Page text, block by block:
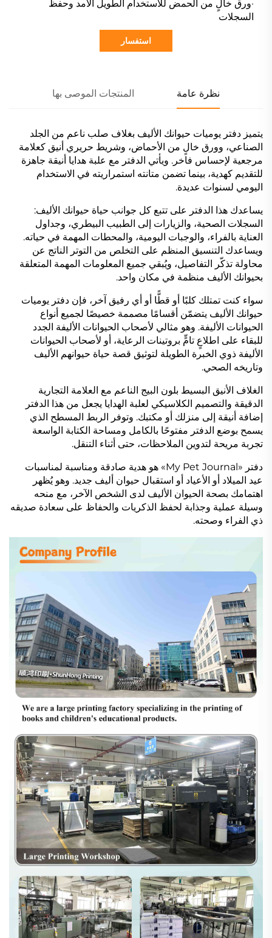
·ورق خالٍ من الحمض للاستخدام الطويل الأمد وحفظ
السجلات
استفسار
نظرة عامة المنتجات الموصى بها
يتميز دفتر يوميات حيوانك الأليف بغلاف صلب ناعم من الجلد
الصناعي، وورق خالٍ من الأحماض، وشريط حريري أنيق كعلامة
مرجعية لإحساس فاخر. ويأتي الدفتر مع علبة هدايا أنيقة جاهزة
للتقديم كهدية، بينما تضمن متانته استمراريته في الاستخدام
اليومي لسنوات عديدة.
يساعدك هذا الدفتر على تتبع كل جوانب حياة حيوانك الأليف:
السجلات الصحية، والزيارات إلى الطبيب البيطري، وجداول
العناية بالفراء، والوجبات اليومية، والمحطات المهمة في حياته.
ويساعدك التنسيق المنظم على التخلص من التوتر الناتج عن
محاولة تذكّر التفاصيل، ويُبقي جميع المعلومات المهمة المتعلقة
بحيوانك الأليف منظمة في مكان واحد.
سواء كنت تمتلك كلبًا أو قطًّا أو أي رفيق آخر، فإن دفتر يوميات
حيوانك الأليف يتضمّن أقسامًا مصممة خصيصًا لجميع أنواع
الحيوانات الأليفة. وهو مثالي لأصحاب الحيوانات الأليفة الجدد
للبقاء على اطلاعٍ تامٍّ بروتينات الرعاية، أو لأصحاب الحيوانات
الأليفة ذوي الخبرة الطويلة لتوثيق قصة حياة حيوانهم الأليف
وتاريخه الصحي.
الغلاف الأنيق البسيط بلون البيج الناعم مع العلامة التجارية
الدقيقة والتصميم الكلاسيكي لعلبة الهدايا يجعل من هذا الدفتر
إضافة أنيقة إلى منزلك أو مكتبك. وتوفر الربط المسطح الذي
يسمح بوضع الدفتر مفتوحًا بالكامل ومساحة الكتابة الواسعة
تجربة مريحة لتدوين الملاحظات، حتى أثناء التنقل.
دفتر «My Pet Journal» هو هدية صادقة ومناسبة لمناسبات
عيد الميلاد أو الأعياد أو استقبال حيوان أليف جديد. وهو يُظهر
اهتمامك بصحة الحيوان الأليف لدى الشخص الآخر، مع منحه
وسيلة عملية وجذابة لحفظ الذكريات والحفاظ على سعادة صديقه
ذي الفراء وصحته.